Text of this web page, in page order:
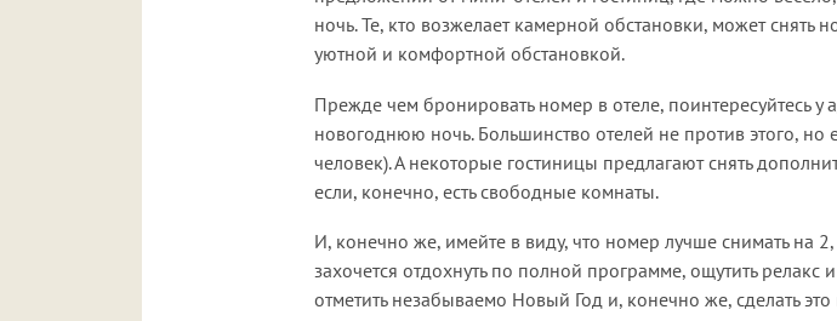
ночь. Те, кто возжелает камерной обстановки, может снять
уютной и комфортной обстановкой.
Прежде чем бронировать номер в отеле, поинтересуйтесь
новогоднюю ночь. Большинство отелей не против этого, но
человек). А некоторые гостиницы предлагают снять
если, конечно, есть свободные комнаты.
И, конечно же, имейте в виду, что номер лучше снимать на
захочется отдохнуть по полной программе, ощутить релакс
отметить незабываемо Новый Год и, конечно же, сделать